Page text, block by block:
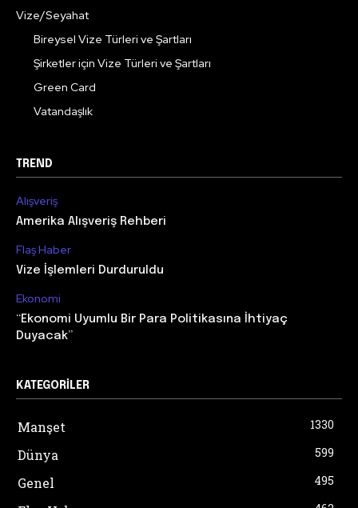
Vize/Seyahat
Bireysel Vize Türleri ve Şartları
Şirketler için Vize Türleri ve Şartları
Green Card
Vatandaşlık
TREND
Alışveriş
Amerika Alışveriş Rehberi
Flaş Haber
Vize İşlemleri Durduruldu
Ekonomi
“Ekonomi Uyumlu Bir Para Politikasına İhtiyaç
Duyacak”
KATEGORILER
Manşet 1330
Dünya 599
Genel 495